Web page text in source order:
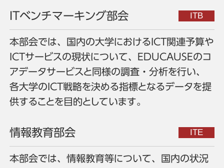
ITベンチマーキング部会
本部会では、国内の大学におけるICT関連予算や
ICTサービスの現状について、EDUCAUSEのコ
アデータサービスと同様の調査・分析を行い、
各大学のICT戦略を決める指標となるデータを提
供することを目的としています。
情報教育部会
本部会では、情報教育等について、国内の状況